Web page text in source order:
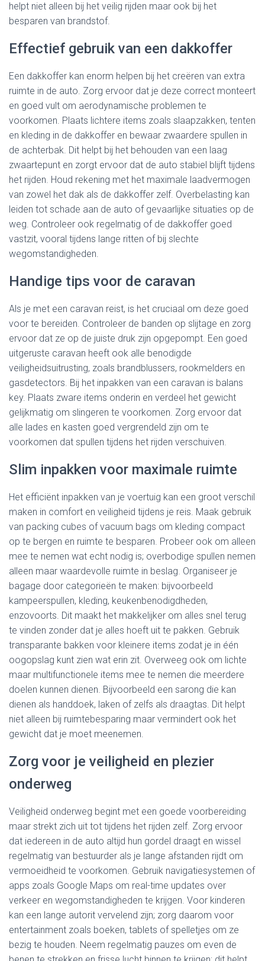
helpt niet alleen bij het veilig rijden maar ook bij het
besparen van brandstof.
Effectief gebruik van een dakkoffer
Een dakkoffer kan enorm helpen bij het creëren van extra
ruimte in de auto. Zorg ervoor dat je deze correct monteert
en goed vult om aerodynamische problemen te
voorkomen. Plaats lichtere items zoals slaapzakken, tenten
en kleding in de dakkoffer en bewaar zwaardere spullen in
de achterbak. Dit helpt bij het behouden van een laag
zwaartepunt en zorgt ervoor dat de auto stabiel blijft tijdens
het rijden. Houd rekening met het maximale laadvermogen
van zowel het dak als de dakkoffer zelf. Overbelasting kan
leiden tot schade aan de auto of gevaarlijke situaties op de
weg. Controleer ook regelmatig of de dakkoffer goed
vastzit, vooral tijdens lange ritten of bij slechte
wegomstandigheden.
Handige tips voor de caravan
Als je met een caravan reist, is het cruciaal om deze goed
voor te bereiden. Controleer de banden op slijtage en zorg
ervoor dat ze op de juiste druk zijn opgepompt. Een goed
uitgeruste caravan heeft ook alle benodigde
veiligheidsuitrusting, zoals brandblussers, rookmelders en
gasdetectors. Bij het inpakken van een caravan is balans
key. Plaats zware items onderin en verdeel het gewicht
gelijkmatig om slingeren te voorkomen. Zorg ervoor dat
alle lades en kasten goed vergrendeld zijn om te
voorkomen dat spullen tijdens het rijden verschuiven.
Slim inpakken voor maximale ruimte
Het efficiënt inpakken van je voertuig kan een groot verschil
maken in comfort en veiligheid tijdens je reis. Maak gebruik
van packing cubes of vacuum bags om kleding compact
op te bergen en ruimte te besparen. Probeer ook om alleen
mee te nemen wat echt nodig is; overbodige spullen nemen
alleen maar waardevolle ruimte in beslag. Organiseer je
bagage door categorieën te maken: bijvoorbeeld
kampeerspullen, kleding, keukenbenodigdheden,
enzovoorts. Dit maakt het makkelijker om alles snel terug
te vinden zonder dat je alles hoeft uit te pakken. Gebruik
transparante bakken voor kleinere items zodat je in één
oogopslag kunt zien wat erin zit. Overweeg ook om lichte
maar multifunctionele items mee te nemen die meerdere
doelen kunnen dienen. Bijvoorbeeld een sarong die kan
dienen als handdoek, laken of zelfs als draagtas. Dit helpt
niet alleen bij ruimtebesparing maar vermindert ook het
gewicht dat je moet meenemen.
Zorg voor je veiligheid en plezier
onderweg
Veiligheid onderweg begint met een goede voorbereiding
maar strekt zich uit tot tijdens het rijden zelf. Zorg ervoor
dat iedereen in de auto altijd hun gordel draagt en wissel
regelmatig van bestuurder als je lange afstanden rijdt om
vermoeidheid te voorkomen. Gebruik navigatiesystemen of
apps zoals Google Maps om real-time updates over
verkeer en wegomstandigheden te krijgen. Voor kinderen
kan een lange autorit vervelend zijn; zorg daarom voor
entertainment zoals boeken, tablets of spelletjes om ze
bezig te houden. Neem regelmatig pauzes om even de